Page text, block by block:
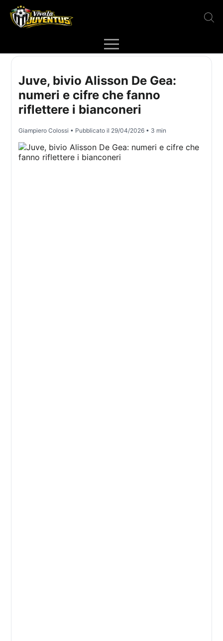
Juve, bivio Alisson De Gea:
numeri e cifre che fanno
riflettere i bianconeri
Giampiero Colossi • Pubblicato il 29/04/2026 • 3 min